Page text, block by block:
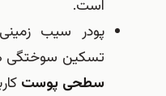
است.
پودر سیب
تسکین سوختگی
سطحی پوست